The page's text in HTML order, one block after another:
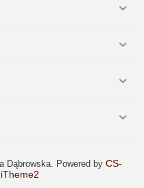
Dąbrowska. Powered by CS-